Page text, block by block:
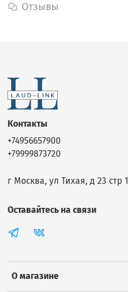
Отзывы
О магазине
Контакты
+74956657900
+79999873720
г Москва, ул Тихая, д 23 стр 1
Оставайтесь на связи